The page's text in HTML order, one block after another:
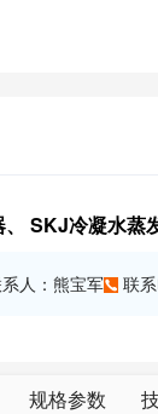
、 SKJ冷凝水蒸
人：熊宝军 联
规格参数